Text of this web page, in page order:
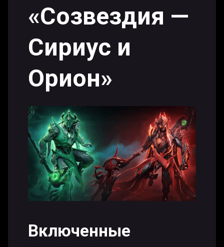
«Созвездия —
Сириус и
Орион»
Включенные